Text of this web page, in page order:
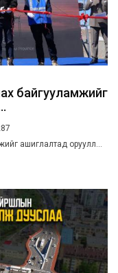
байгууламжийг
ашиглалтад оруулл...